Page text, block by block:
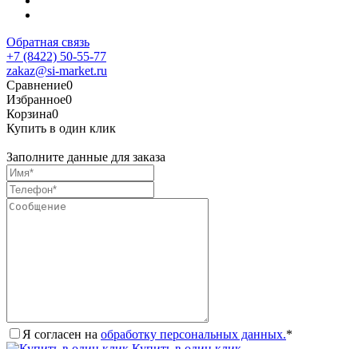
Обратная связь
+7 (8422) 50-55-77
zakaz@si-market.ru
Сравнение0
Избранное0
Корзина0
Купить в один клик
Заполните данные для заказа
Я согласен на обработку персональных данных.*